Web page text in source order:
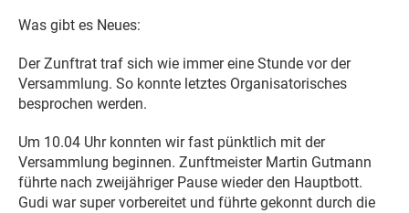
Was gibt es Neues:
Der Zunftrat traf sich wie immer eine Stunde vor der
Versammlung. So konnte letztes Organisatorisches
besprochen werden.
Um 10.04 Uhr konnten wir fast pünktlich mit der
Versammlung beginnen. Zunftmeister Martin Gutmann
führte nach zweijähriger Pause wieder den Hauptbott.
Gudi war super vorbereitet und führte gekonnt durch die